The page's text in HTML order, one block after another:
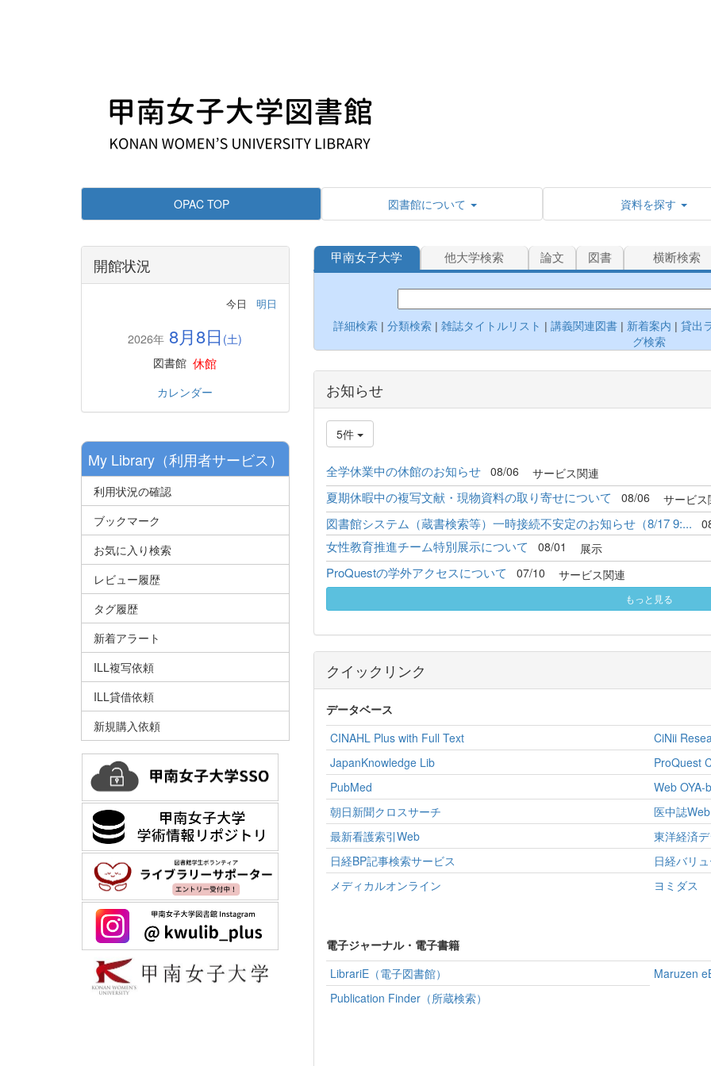
OPAC TOP 図書館について 資料を探す
甲南女子大学 他大学検索 論文 図書 横断検索
詳細検索 |分類検索 | 雑誌タイトルリスト | 講義関連図書 | 新着案内 |貸出
グ検索
お知らせ
5件
全学休業中の休館のお知らせ 08/06 サービス関連
夏期休暇中の複写文献・現物資料の取り寄せについて 08/06 サービス
図書館システム（蔵書検索等）一時接続不安定のお知らせ（8/17 9:...
女性教育推進チーム特別展示について 08/01 展示
ProQuestの学外アクセスについて 07/10 サービス関連
もっと見る
クイックリンク
データベース
CINAHL Plus with Full Text
CiNii
JapanKnowledge Lib
ProQuest
PubMed
Web OYA-
朝日新聞クロスサーチ
医中誌Web
最新看護索引Web
東洋経済
日経BP記事検索サービス
日経バリ
メディカルオンライン
ヨミダス
電子ジャーナル・電子書籍
LibrariE（電子図書館）
Maruzen
Publication Finder（所蔵検索）
開館状況
今日 明日
2026年 8月8日 (土)
図書館 休館
カレンダー
My Library（利用者サービス）
利用状況の確認
ブックマーク
お気に入り検索
レビュー履歴
タグ履歴
新着アラート
ILL複写依頼
ILL貸借依頼
新規購入依頼